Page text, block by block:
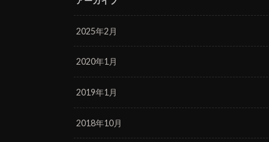
2025年2月
2020年1月
2019年1月
2018年10月